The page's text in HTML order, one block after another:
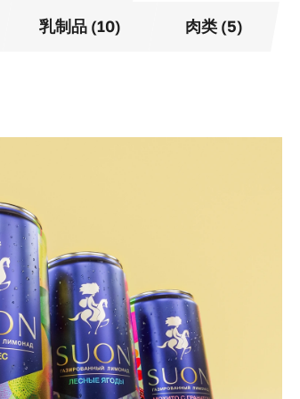
乳制品 (10) 肉类 (5)